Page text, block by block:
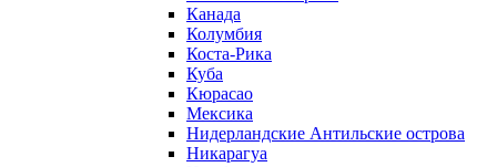
Канада
Колумбия
Коста-Рика
Куба
Кюрасао
Мексика
Нидерландские Антильские острова
Никарагуа